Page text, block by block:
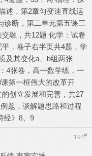
述，第2章匀变速直线运
诊断，第二单元第五课三
融，共12题 化学：试卷
，卷子右半页共4题，学
及其变化a、b组两张
4张卷，高一数学练，一
第一框伟大的改革开
创立发展和完善，共27
题，谈解题思路和过程
经》8、9
194#